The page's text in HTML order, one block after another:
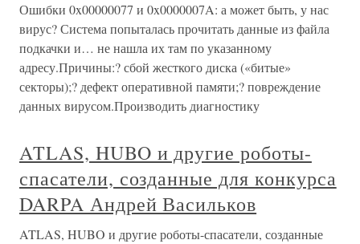
Ошибки 0x00000077 и 0x0000007A: а может быть, у нас
вирус? Система попыталась прочитать данные из файла
подкачки и… не нашла их там по указанному
адресу.Причины:? сбой жесткого диска («битые»
секторы);? дефект оперативной памяти;? повреждение
данных вирусом.Производить диагностику
ATLAS, HUBO и другие роботы-
спасатели, созданные для конкурса
DARPA Андрей Васильков
ATLAS, HUBO и другие роботы-спасатели, созданные